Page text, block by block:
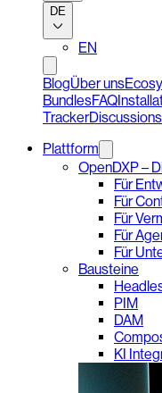
DE
EN
BlogÜber uns
BundlesFAQ
TrackerDiscussions
Plattform
OpenDXP –
Für
Für
Für
Für
Für
Bausteine
PIM
DAM
KI